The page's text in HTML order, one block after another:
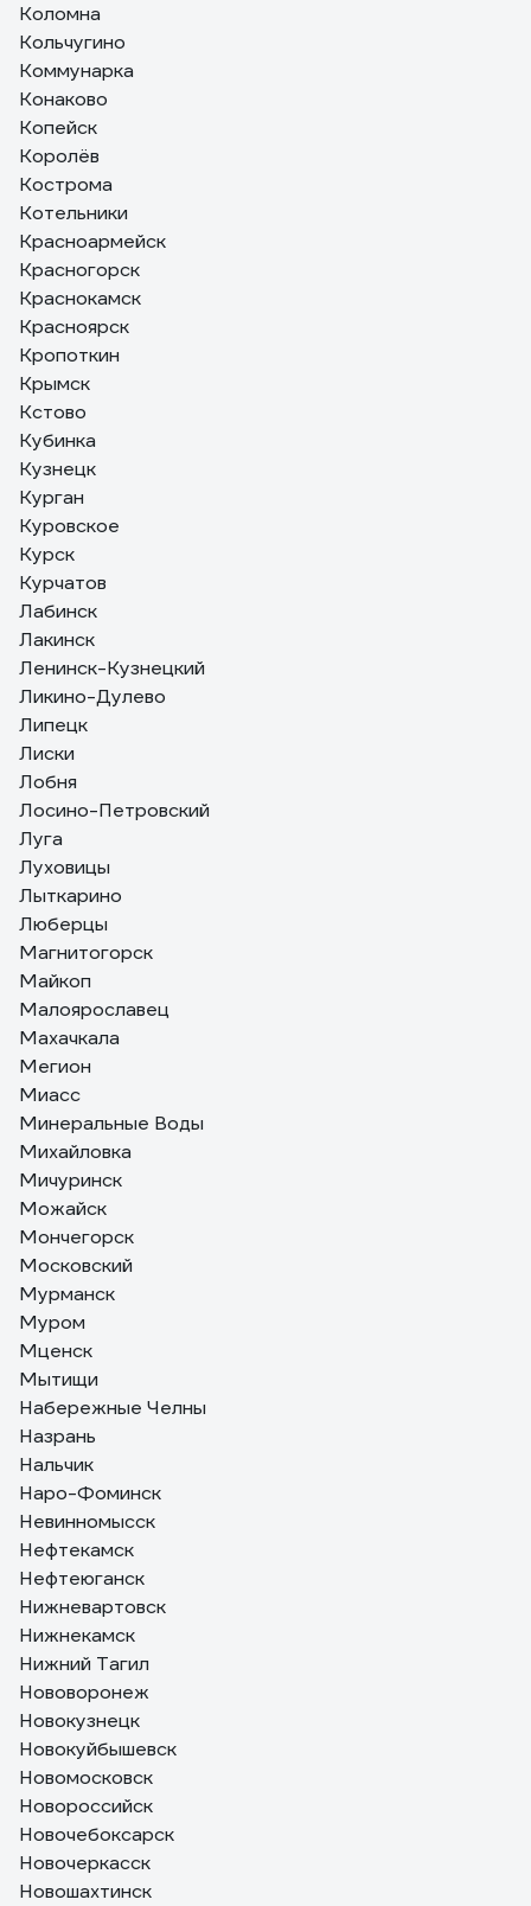
Коломна
Кольчугино
Коммунарка
Конаково
Копейск
Королёв
Кострома
Котельники
Красноармейск
Красногорск
Краснокамск
Красноярск
Кропоткин
Крымск
Кстово
Кубинка
Кузнецк
Курган
Куровское
Курск
Курчатов
Лабинск
Лакинск
Ленинск-Кузнецкий
Ликино-Дулево
Липецк
Лиски
Лобня
Лосино-Петровский
Луга
Луховицы
Лыткарино
Люберцы
Магнитогорск
Майкоп
Малоярославец
Махачкала
Мегион
Миасс
Минеральные Воды
Михайловка
Мичуринск
Можайск
Мончегорск
Московский
Мурманск
Муром
Мценск
Мытищи
Набережные Челны
Назрань
Нальчик
Наро-Фоминск
Невинномысск
Нефтекамск
Нефтеюганск
Нижневартовск
Нижнекамск
Нижний Тагил
Нововоронеж
Новокузнецк
Новокуйбышевск
Новомосковск
Новороссийск
Новочебоксарск
Новочеркасск
Новошахтинск